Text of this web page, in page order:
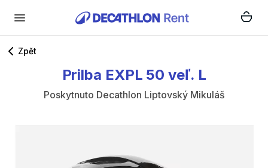
Zpět
Prilba EXPL 50 veľ. L
Poskytnuto Decathlon Liptovský Mikuláš